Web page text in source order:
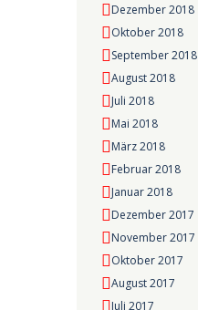
Dezember 2018
Oktober 2018
September 2018
August 2018
Juli 2018
Mai 2018
März 2018
Februar 2018
Januar 2018
Dezember 2017
November 2017
Oktober 2017
August 2017
Juli 2017